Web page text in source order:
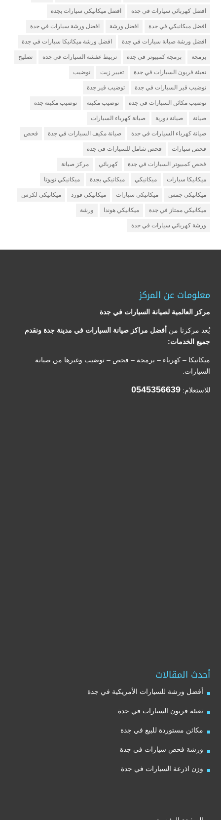
افضل كهربائي سيارات في جدة افضل ميكانيكي سيارات بجدة
افضل ميكانيكي في جدة افضل ورشة افضل ورشة سيارات في جدة
افضل ورشة صيانة سيارات في جدة افضل ورشة ميكانيكا سيارات في جدة
برمجة برمجة كمبيوتر في جدة تربيط عفشة السيارات في جدة تصليح
تعبئة فريون السيارات في جدة تغيير زيت توضيب
توضيب قير السيارات في جدة توضيب قير جدة
توضيب مكائن السيارات في جدة توضيب مكينة توضيب مكينة جدة
صيانة صيانة دورية صيانة كهرباء السيارات
صيانة كهرباء السيارات في جدة صيانة مكيف السيارات في جدة فحص
فحص سيارات فحص شامل للسيارات في جدة
فحص كمبيوتر السيارات في جدة كهربائي مركز صيانة
ميكانيكا سيارات ميكانيكي ميكانيكي بجدة ميكانيكي تويوتا
ميكانيكي جمس ميكانيكي سيارات ميكانيكي فورد ميكانيكي لكزس
ميكانيكي ممتاز في جدة ميكانيكي هوندا ورشة
ورشة كهربائي سيارات في جدة
معلومات عن المركز
مركز العالمية لصيانة السيارات في جدة
يُعد مركزنا من أفضل مراكز صيانة السيارات في مدينة جدة ونقدم
جميع الخدمات:
ميكانيكا – كهرباء – برمجة – فحص – توضيب وغيرها من صيانة
السيارات.
للاستعلام: 0545356639
أحدث المقالات
أفضل ورشة للسيارات الأمريكية في جدة
تعبئة فريون السيارات في جدة
مكائن مستوردة للبيع في جدة
ورشة فحص سيارات في جدة
وزن اذرعة السيارات في جدة